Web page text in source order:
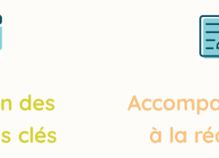
des
clés
à la